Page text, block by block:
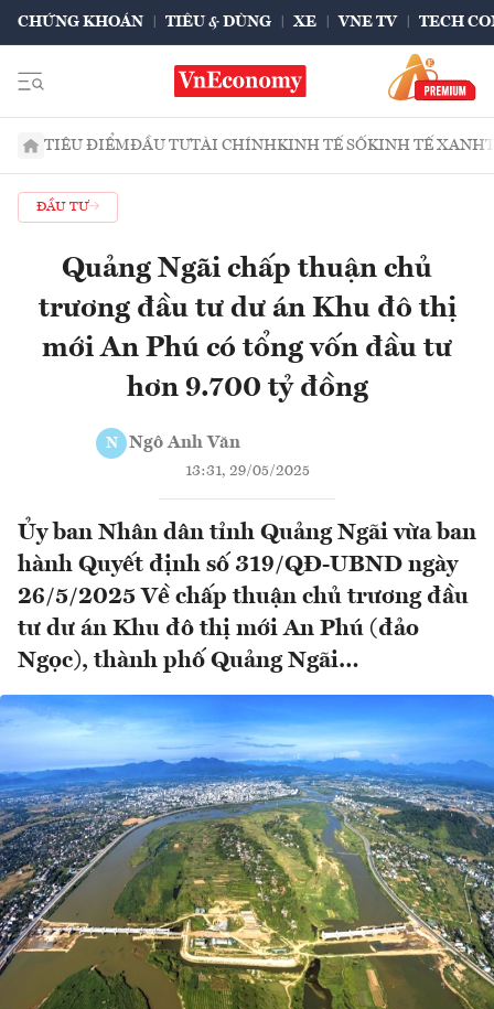
CHỨNG KHOÁN TIÊU & DÙNG XE VNE TV TECH
TIÊU ĐIỂMĐẦU TƯTÀI CHÍNHKINH TẾ SỐKINH TẾ XANH
ĐẦU TƯ
Quảng Ngãi chấp thuận chủ
trương đầu tư dư án Khu đô thị
mới An Phú có tổng vốn đầu tư
hơn 9.700 tỷ đồng
N Ngô Anh Văn
13:31, 29/05/2025
Ủy ban Nhân dân tỉnh Quảng Ngãi vừa ban
hành Quyết định số 319/QĐ-UBND ngày
26/5/2025 Về chấp thuận chủ trương đầu
tư dư án Khu đô thị mới An Phú (đảo
Ngọc), thành phố Quảng Ngãi…